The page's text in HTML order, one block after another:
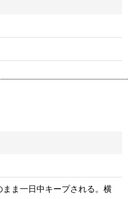
ま一日中キープされる。横